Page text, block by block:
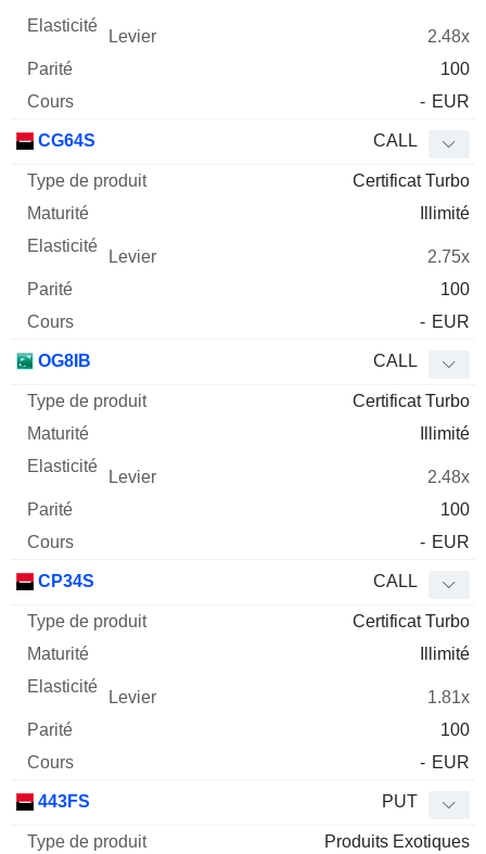
2.48x
100
- EUR
CG64S CALL
Certificat Turbo
Illimité
2.75x
100
- EUR
OG8IB CALL
Certificat Turbo
Illimité
2.48x
100
- EUR
CP34S CALL
Certificat Turbo
Illimité
1.81x
100
- EUR
443FS PUT
Produits Exotiques